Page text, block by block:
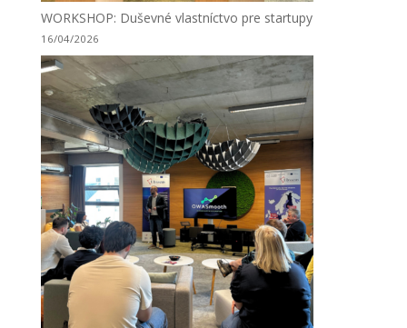
WORKSHOP: Duševné vlastníctvo pre startupy
16/04/2026